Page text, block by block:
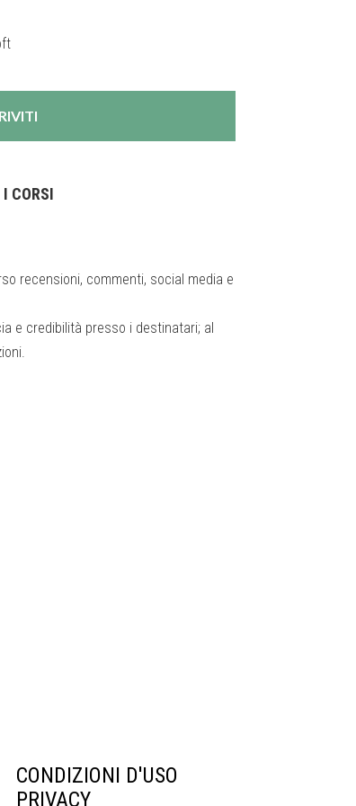
CORSI
recensioni, commenti, social media e
e credibilità presso i destinatari; al
CONDIZIONI D'USO
PRIVACY